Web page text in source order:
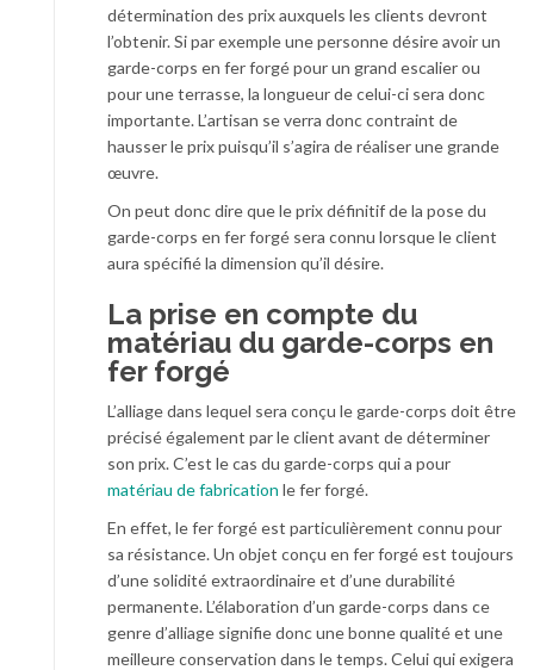
détermination des prix auxquels les clients devront
l’obtenir. Si par exemple une personne désire avoir un
garde-corps en fer forgé pour un grand escalier ou
pour une terrasse, la longueur de celui-ci sera donc
importante. L’artisan se verra donc contraint de
hausser le prix puisqu’il s’agira de réaliser une grande
œuvre.
On peut donc dire que le prix définitif de la pose du
garde-corps en fer forgé sera connu lorsque le client
aura spécifié la dimension qu’il désire.
La prise en compte du
matériau du garde-corps en
fer forgé
L’alliage dans lequel sera conçu le garde-corps doit être
précisé également par le client avant de déterminer
son prix. C’est le cas du garde-corps qui a pour
matériau de fabrication le fer forgé.
En effet, le fer forgé est particulièrement connu pour
sa résistance. Un objet conçu en fer forgé est toujours
d’une solidité extraordinaire et d’une durabilité
permanente. L’élaboration d’un garde-corps dans ce
genre d’alliage signifie donc une bonne qualité et une
meilleure conservation dans le temps. Celui qui exigera